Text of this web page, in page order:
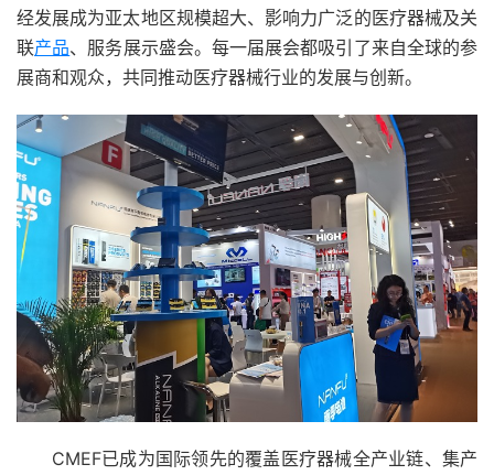
经发展成为亚太地区规模超大、影响力广泛的医疗器械及关
联产品、服务展示盛会。每一届展会都吸引了来自全球的参
展商和观众，共同推动医疗器械行业的发展与创新。
CMEF已成为国际领先的覆盖医疗器械全产业链、集产